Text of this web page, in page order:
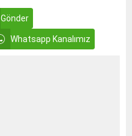
Gönder
Whatsapp Kanalımız